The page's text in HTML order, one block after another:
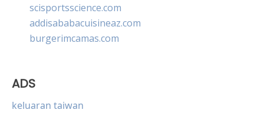
scisportsscience.com
addisababacuisineaz.com
burgerimcamas.com
ADS
keluaran taiwan